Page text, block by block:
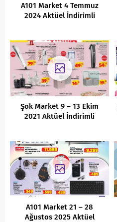
A101 Market 4 Temmuz
2024 Aktüel İndirimli
Şok Market 9 – 13 Ekim
2021 Aktüel İndirimli
A101 Market 21 – 28
Ağustos 2025 Aktüel